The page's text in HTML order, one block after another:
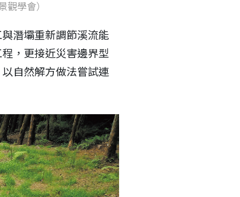
觀學會）
潛壩重新調節溪流能
，更接近災害邊界型
自然解方做法嘗試連